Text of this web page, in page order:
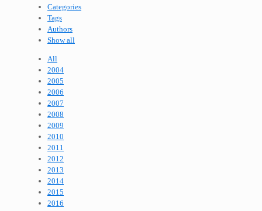
Categories
Tags
Authors
Show all
All
2004
2005
2006
2007
2008
2009
2010
2011
2012
2013
2014
2015
2016